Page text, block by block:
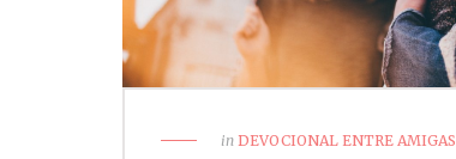
in DEVOCIONAL ENTRE AMIGAS